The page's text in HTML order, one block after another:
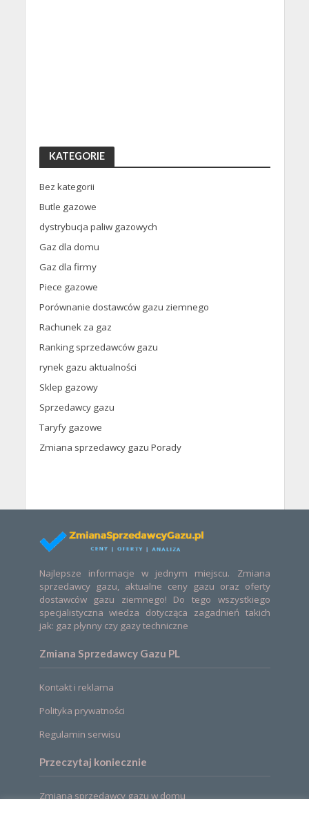
KATEGORIE
Bez kategorii
Butle gazowe
dystrybucja paliw gazowych
Gaz dla domu
Gaz dla firmy
Piece gazowe
Porównanie dostawców gazu ziemnego
Rachunek za gaz
Ranking sprzedawców gazu
rynek gazu aktualności
Sklep gazowy
Sprzedawcy gazu
Taryfy gazowe
Zmiana sprzedawcy gazu Porady
Najlepsze informacje w jednym miejscu. Zmiana
sprzedawcy gazu, aktualne ceny gazu oraz oferty
dostawców gazu ziemnego! Do tego wszystkiego
specjalistyczna wiedza dotycząca zagadnień takich
jak: gaz płynny czy gazy techniczne
Zmiana Sprzedawcy Gazu PL
Kontakt i reklama
Polityka prywatności
Regulamin serwisu
Przeczytaj koniecznie
Zmiana sprzedawcy gazu w domu